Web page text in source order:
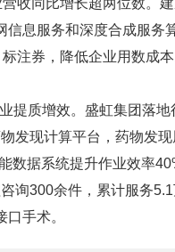
收同比增长超两位数。
息服务和深度合成服务
注券，降低企业用数成
提质增效。盛虹集团落
发现计算平台，药物发
数据系统提升作业效率
询300余件，累计服务
手术。